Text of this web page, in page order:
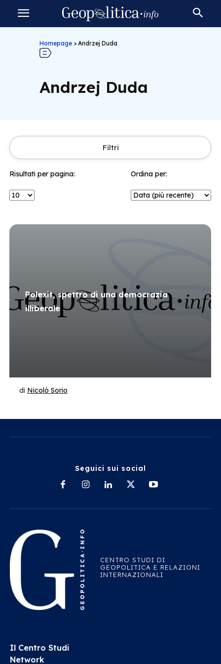
Homepage > Andrzej Duda
Andrzej Duda
Filtri
Risultati per pagina: Ordina per:
Polexit, spettro di una democrazia
illiberale
di Nicolò Sorio
Seguici sui social
CENTRO STUDI DI
GEOPOLITICA E RELAZIONI
INTERNAZIONALI
Il Centro Studi
Network